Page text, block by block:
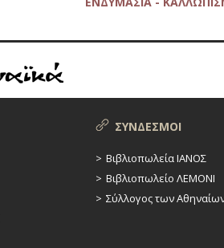
απαξίωση
βασανιστικού
ΣΥΝΔΕΣΜΟΙ
Βιβλιοπωλεία ΙΑΝΟΣ
Βιβλιοπωλείο ΛΕΜΟΝΙ
Σύλλογος των